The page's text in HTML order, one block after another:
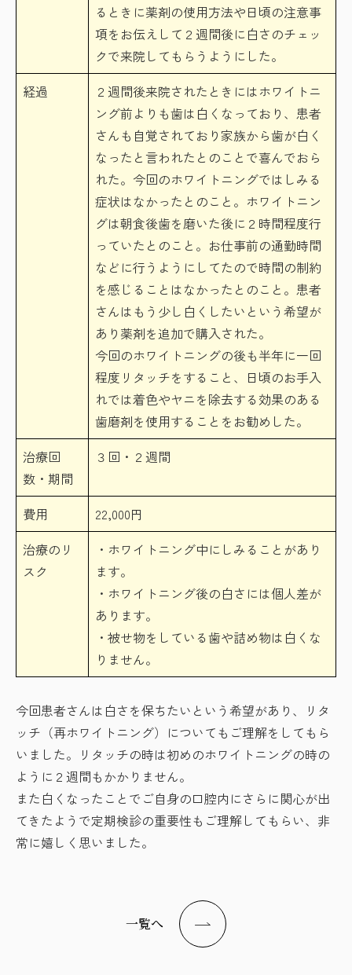
るときに薬剤の使用方法や日頃の注意事
項をお伝えして２週間後に白さのチェッ
クで来院してもらうようにした。
経過
２週間後来院されたときにはホワイトニ
ング前よりも歯は白くなっており、患者
さんも自覚されており家族から歯が白く
なったと言われたとのことで喜んでおら
れた。今回のホワイトニングではしみる
症状はなかったとのこと。ホワイトニン
グは朝食後歯を磨いた後に２時間程度行
っていたとのこと。お仕事前の通勤時間
などに行うようにしてたので時間の制約
を感じることはなかったとのこと。患者
さんはもう少し白くしたいという希望が
あり薬剤を追加で購入された。
今回のホワイトニングの後も半年に一回
程度リタッチをすること、日頃のお手入
れでは着色やヤニを除去する効果のある
歯磨剤を使用することをお勧めした。
治療回
数・期間
３回・２週間
費用
22,000円
治療のリ
スク
・ホワイトニング中にしみることがあり
ます。
・ホワイトニング後の白さには個人差が
あります。
・被せ物をしている歯や詰め物は白くな
りません。
今回患者さんは白さを保ちたいという希望があり、リタ
ッチ（再ホワイトニング）についてもご理解をしてもら
いました。リタッチの時は初めのホワイトニングの時の
ように２週間もかかりません。
また白くなったことでご自身の口腔内にさらに関心が出
てきたようで定期検診の重要性もご理解してもらい、非
常に嬉しく思いました。
一覧へ